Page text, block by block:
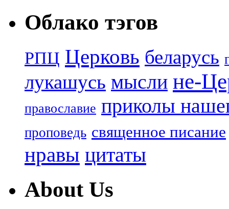
Облако тэгов
РПЦ Церковь беларусь
лукашусь мысли не-
православие приколы
проповедь священное писание
нравы цитаты
About Us